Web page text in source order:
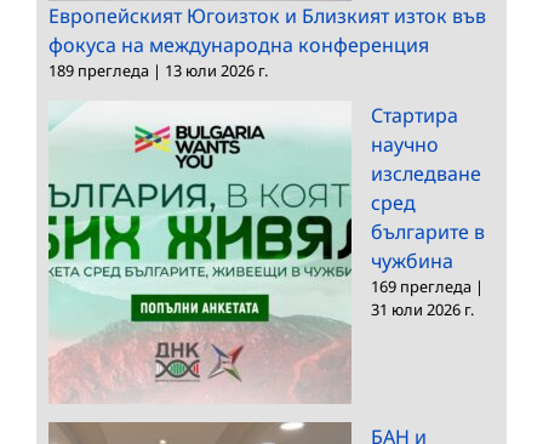
Европейският Югоизток и Близкият изток във
фокуса на международна конференция
189 прегледа | 13 юли 2026 г.
Стартира
научно
изследване
сред
българите в
чужбина
169 прегледа |
31 юли 2026 г.
БАН и